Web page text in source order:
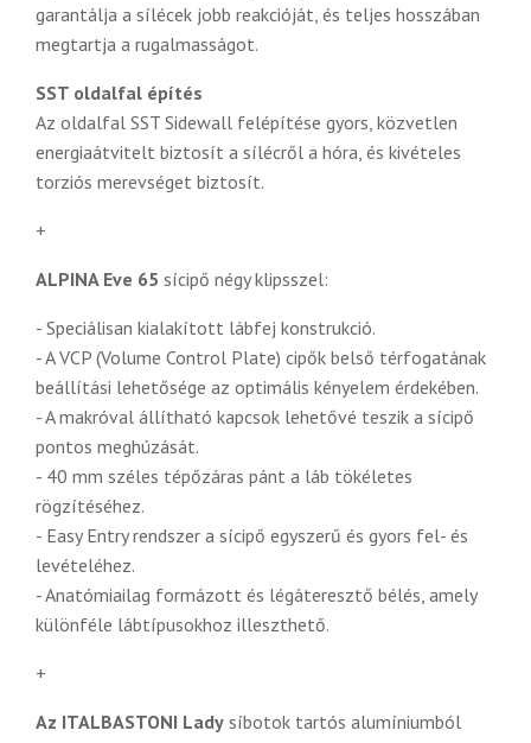
garantálja a sílécek jobb reakcióját, és teljes hosszában
megtartja a rugalmasságot.
SST oldalfal építés
Az oldalfal SST Sidewall felépítése gyors, közvetlen
energiaátvitelt biztosít a sílécről a hóra, és kivételes
torziós merevséget biztosít.
+
ALPINA Eve 65 sícipő négy klipsszel:
- Speciálisan kialakított lábfej konstrukció.
- A VCP (Volume Control Plate) cipők belső térfogatának
beállítási lehetősége az optimális kényelem érdekében.
- A makróval állítható kapcsok lehetővé teszik a sícipő
pontos meghúzását.
- 40 mm széles tépőzáras pánt a láb tökéletes
rögzítéséhez.
- Easy Entry rendszer a sícipő egyszerű és gyors fel- és
levételéhez.
- Anatómiailag formázott és légáteresztő bélés, amely
különféle lábtípusokhoz illeszthető.
+
Az ITALBASTONI Lady síbotok tartós alumíniumból